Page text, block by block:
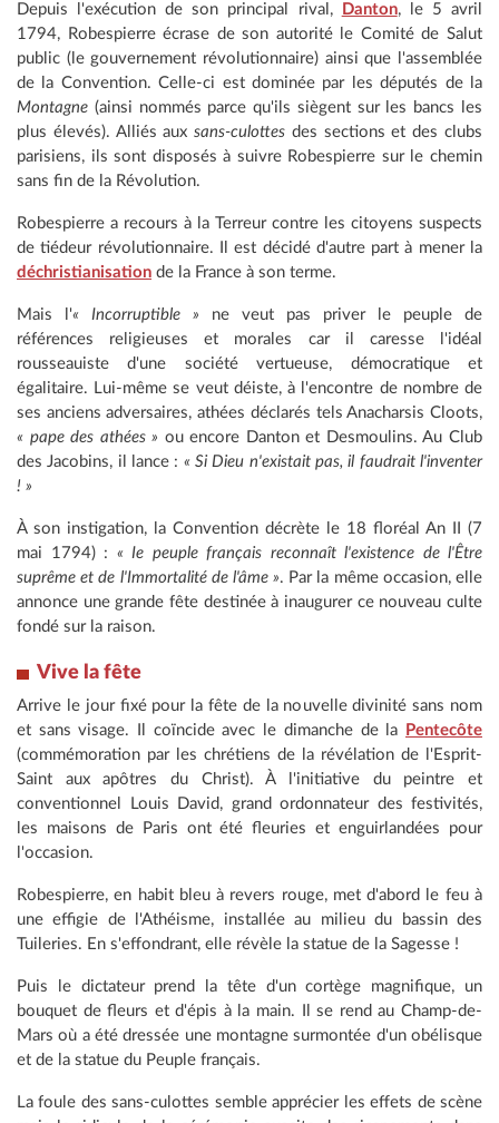
Depuis l'exécution de son principal rival, Danton, le 5 avril
1794, Robespierre écrase de son autorité le Comité de Salut
public (le gouvernement révolutionnaire) ainsi que l'assemblée
de la Convention. Celle-ci est dominée par les députés de la
Montagne (ainsi nommés parce qu'ils siègent sur les bancs les
plus élevés). Alliés auxsans-culottes des sections et des clubs
parisiens, ils sont disposés à suivre Robespierre sur le chemin
sans fin de la Révolution.
Robespierre a recours à la Terreur contre les citoyens suspects
de tiédeur révolutionnaire. Il est décidé d'autre part à mener la
déchristianisation de la France à son terme.
Mais l'« Incorruptible » ne veut pas priver le peuple de
références religieuses et morales car il caresse l'idéal
rousseauiste d'une société vertueuse, démocratique et
égalitaire. Lui-même se veut déiste, à l'encontre de nombre de
ses anciens adversaires, athées déclarés tels Anacharsis Cloots,
« pape des athées » ou encore Danton et Desmoulins. Au Club
des Jacobins, il lance : « Si Dieu n'existait pas, il faudrait l'inventer
! »
À son instigation, la Convention décrète le 18 floréal An II (7
mai 1794) : « Ie peuple français reconnaît l'existence de l'Être
suprême et de l'Immortalité de l'âme ». Par la même occasion, elle
annonce une grande fête destinée à inaugurer ce nouveau culte
fondé sur la raison.
Vive la fête
Arrive le jour fixé pour la fête de la nouvelle divinité sans nom
et sans visage. Il coïncide avec le dimanche de la
Pentecôte
(commémoration par les chrétiens de la révélation de l'Esprit-
Saint aux apôtres du Christ). À l'initiative du peintre et
conventionnel Louis David, grand ordonnateur des festivités,
les maisons de Paris ont été fleuries et enguirlandées pour
l'occasion.
Robespierre, en habit bleu à revers rouge, met d'abord le feu à
une effigie de l'Athéisme, installée au milieu du bassin des
Tuileries. En s'effondrant, elle révèle la statue de la Sagesse !
Puis le dictateur prend la tête d'un cortège magnifique, un
bouquet de fleurs et d'épis à la main. Il se rend au Champ-de-
Mars où a été dressée une montagne surmontée d'un obélisque
et de la statue du Peuple français.
La foule des sans-culottes semble apprécier les effets de scène